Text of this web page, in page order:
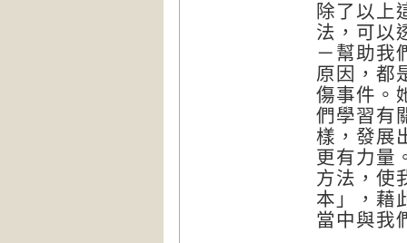
除了以上
法，可以
－幫助我
原因，都
傷事件。
們學習有
樣，發展
更有力量
方法，使
本」，藉
當中與我